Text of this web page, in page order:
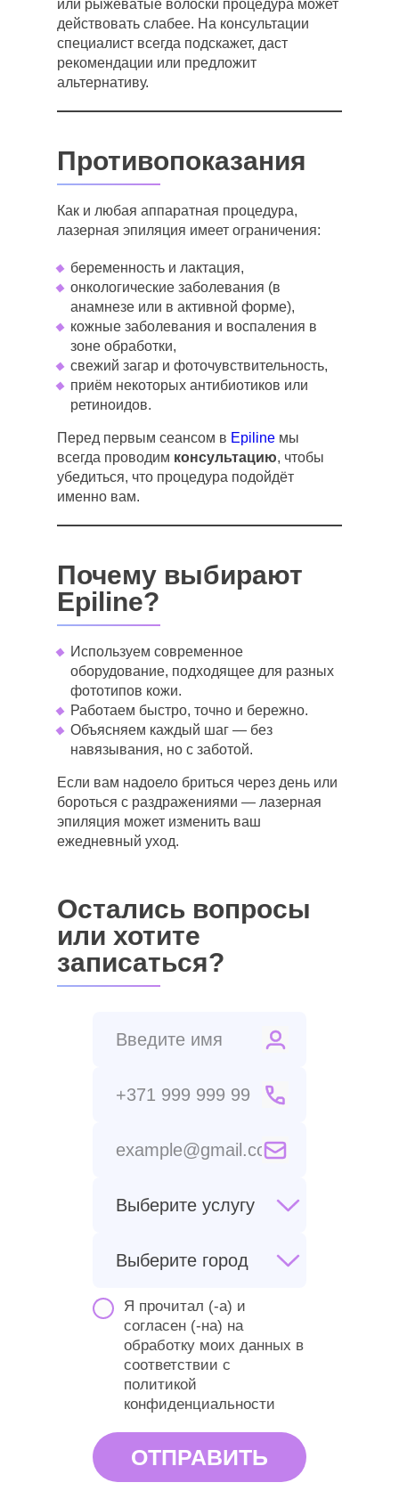
или рыжеватые волоски процедура может
действовать слабее. На консультации
специалист всегда подскажет, даст
рекомендации или предложит
альтернативу.
Противопоказания
Как и любая аппаратная процедура,
лазерная эпиляция имеет ограничения:
беременность и лактация,
онкологические заболевания (в
анамнезе или в активной форме),
кожные заболевания и воспаления в
зоне обработки,
свежий загар и фоточувствительность,
приём некоторых антибиотиков или
ретиноидов.
Перед первым сеансом в Epiline мы
всегда проводим консультацию, чтобы
убедиться, что процедура подойдёт
именно вам.
Почему выбирают
Epiline?
Используем современное
оборудование, подходящее для разных
фототипов кожи.
Работаем быстро, точно и бережно.
Объясняем каждый шаг — без
навязывания, но с заботой.
Если вам надоело бриться через день или
бороться с раздражениями — лазерная
эпиляция может изменить ваш
ежедневный уход.
Остались вопросы
или хотите
записаться?
Я прочитал (-а) и
согласен (-на) на
обработку моих данных в
соответствии с
политикой
конфиденциальности